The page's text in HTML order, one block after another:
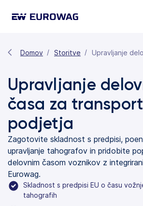
Domov Storitve Upravljanje
Upravljanje
časa za
podjetja
Zagotovite skladnost s predpisi,
upravljanje tahografov in pridobite
delovnim časom voznikov z
Eurowag.
Skladnost s predpisi EU o času
tahografih